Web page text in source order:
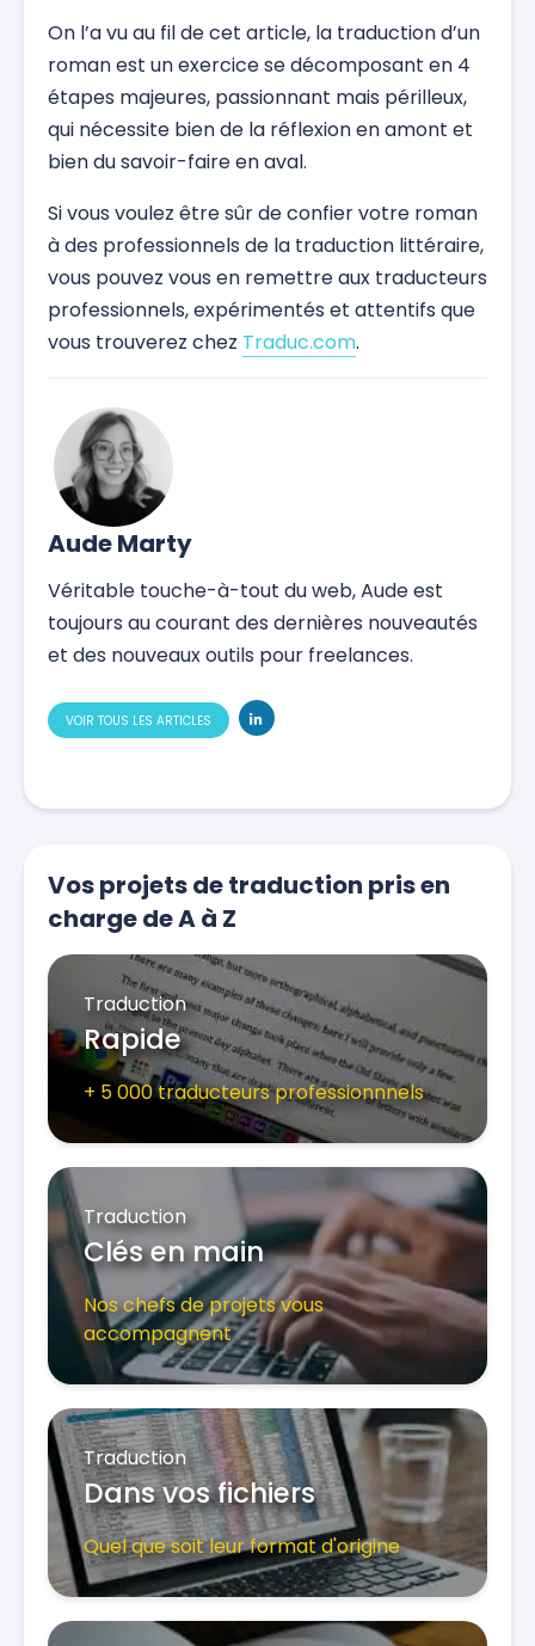
On l’a vu au fil de cet article, la traduction d’un
roman est un exercice se décomposant en 4
étapes majeures, passionnant mais périlleux,
qui nécessite bien de la réflexion en amont et
bien du savoir-faire en aval.
Si vous voulez être sûr de confier votre roman
à des professionnels de la traduction littéraire,
vous pouvez vous en remettre aux traducteurs
professionnels, expérimentés et attentifs que
vous trouverez chez Traduc.com.
Aude Marty
Véritable touche-à-tout du web, Aude est
toujours au courant des dernières nouveautés
et des nouveaux outils pour freelances.
VOIR TOUS LES ARTICLES
Vos projets de traduction pris en
charge de A à Z
Traduction
Rapide
+ 5 000 traducteurs professionnnels
Traduction
Clés en main
Nos chefs de projets vous
accompagnent
Traduction
Dans vos fichiers
Quel que soit leur format d'origine